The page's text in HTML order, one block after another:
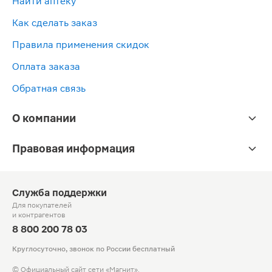
Как сделать заказ
Правила применения скидок
Оплата заказа
Обратная связь
О компании
Правовая информация
Служба поддержки
Для покупателей
и контрагентов
8 800 200 78 03
Круглосуточно, звонок по России бесплатный
© Официальный сайт сети «Магнит».